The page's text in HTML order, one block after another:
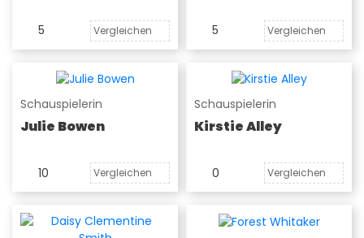
5 Vergleichen 5 Vergleichen
Schauspielerin
Julie Bowen
10 Vergleichen
Schauspielerin
Kirstie Alley
0 Vergleichen